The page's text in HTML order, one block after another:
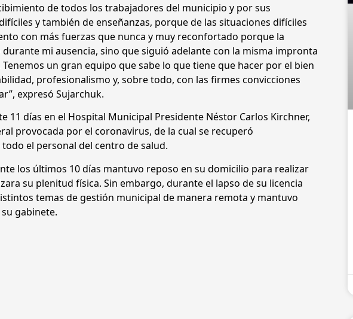
de todos los trabajadores del municipio y por sus
y también de enseñanzas, porque de las situaciones difíciles
con más fuerzas que nunca y muy reconfortado porque la
mi ausencia, sino que siguió adelante con la misma impronta
un gran equipo que sabe lo que tiene que hacer por el bien
profesionalismo y, sobre todo, con las firmes convicciones
expresó Sujarchuk.
11 días en el Hospital Municipal Presidente Néstor Carlos Kirchner,
provocada por el coronavirus, de la cual se recuperó
el personal del centro de salud.
los últimos 10 días mantuvo reposo en su domicilio para realizar
su plenitud física. Sin embargo, durante el lapso de su licencia
temas de gestión municipal de manera remota y mantuvo
gabinete.